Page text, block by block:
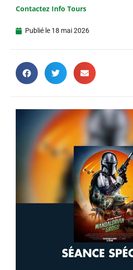
Contactez Info Tours
Publié le 18 mai 2026